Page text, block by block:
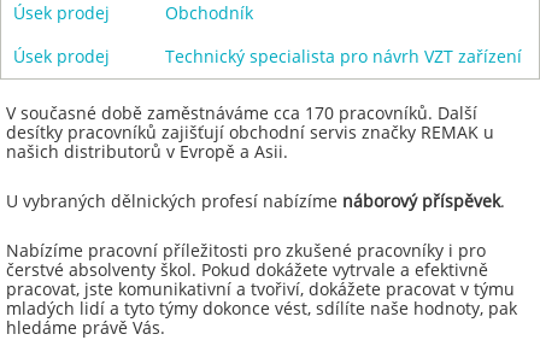
Úsek prodej
Obchodník
Úsek prodej
Technický specialista pro návrh VZT zařízení
V současné době zaměstnáváme cca 170 pracovníků. Další
desítky pracovníků zajišťují obchodní servis značky REMAK u
našich distributorů v Evropě a Asii.
U vybraných dělnických profesí nabízíme náborový příspěvek.
Nabízíme pracovní příležitosti pro zkušené pracovníky i pro
čerstvé absolventy škol. Pokud dokážete vytrvale a efektivně
pracovat, jste komunikativní a tvořiví, dokážete pracovat v týmu
mladých lidí a tyto týmy dokonce vést, sdílíte naše hodnoty, pak
hledáme právě Vás.